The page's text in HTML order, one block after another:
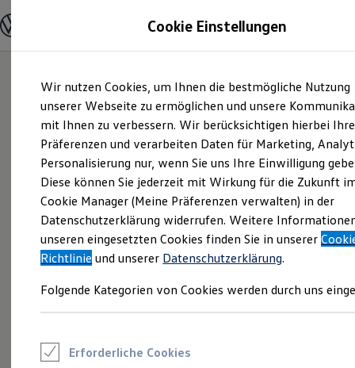
Hauptinhalt
springen
Footer
springen
Modelle und Konfigurator
Modelle vergleichen
Elektroautos
ENERGY Sondermodelle
Nutzfahrzeuge
SUV und CUV
Familienautos
Kombis
Kompaktwagen
Sportwagen
Schnell verfügbare Fahrzeuge
Angebote und Produkte
Aktuelle Angebote
E-Auto-Förderung
Volkswagen Marktplatz
Junge Gebrauchtwagen und Gebrauchtwagen
Saisonangebote
Cookie Einstellungen
Wir nutzen Cookies, um Ihnen die bestmögliche Nutzung
unserer Webseite zu ermöglichen und unsere
mit Ihnen zu verbessern. Wir berücksichtigen hierbei Ihre
Präferenzen und verarbeiten Daten für Marketing,
Personalisierung nur, wenn Sie uns Ihre Einwilligung
Diese können Sie jederzeit mit Wirkung für die Zukunft
Cookie Manager (Meine Präferenzen verwalten) in der
Datenschutzerklärung widerrufen. Weitere
unseren eingesetzten Cookies finden Sie in unserer
Richtlinie und unserer Datenschutzerklärung.
Folgende Kategorien von Cookies werden durch uns
Erforderliche Cookies